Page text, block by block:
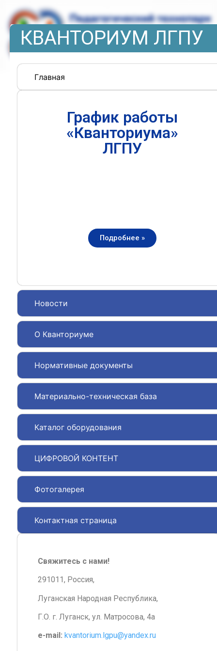
КВАНТОРИУМ ЛГПУ
Главная
Новости
О Кванториуме
Нормативные документы
Материально-техническая база
Каталог оборудования
ЦИФРОВОЙ КОНТЕНТ
Фотогалерея
Контактная страница
График работы
«Кванториума»
ЛГПУ
Подробнее »
Свяжитесь с нами!
291011, Россия,
Луганская Народная Республика,
Г.О. г. Луганск, ул. Матросова, 4а
e-mail: kvantorium.lgpu@yandex.ru